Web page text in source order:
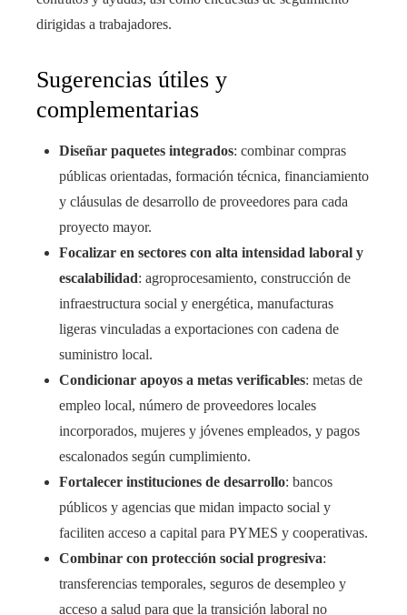
dirigidas a trabajadores.
Sugerencias útiles y
complementarias
Diseñar paquetes integrados: combinar compras
públicas orientadas, formación técnica, financiamiento
y cláusulas de desarrollo de proveedores para cada
proyecto mayor.
Focalizar en sectores con alta intensidad laboral y
escalabilidad: agroprocesamiento, construcción de
infraestructura social y energética, manufacturas
ligeras vinculadas a exportaciones con cadena de
suministro local.
Condicionar apoyos a metas verificables: metas de
empleo local, número de proveedores locales
incorporados, mujeres y jóvenes empleados, y pagos
escalonados según cumplimiento.
Fortalecer instituciones de desarrollo: bancos
públicos y agencias que midan impacto social y
faciliten acceso a capital para PYMES y cooperativas.
Combinar con protección social progresiva:
transferencias temporales, seguros de desempleo y
acceso a salud para que la transición laboral no